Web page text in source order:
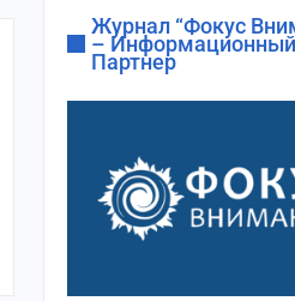
Журнал “Фокус
– Информационный
Партнер